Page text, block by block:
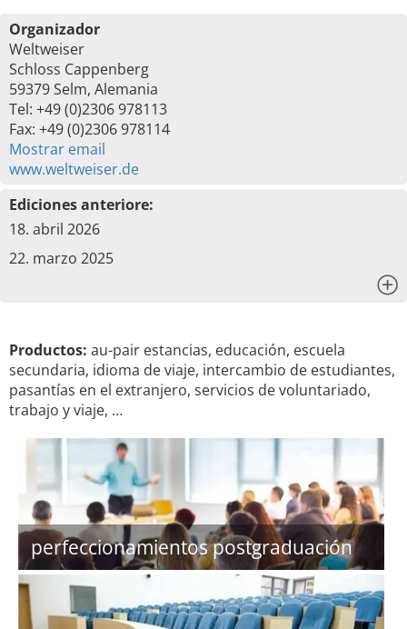
Organizador
Weltweiser
Schloss Cappenberg
59379 Selm, Alemania
Tel: +49 (0)2306 978113
Fax: +49 (0)2306 978114
Mostrar email
www.weltweiser.de
Ediciones anteriore:
18. abril 2026
22. marzo 2025
Productos: au-pair estancias, educación, escuela
secundaria, idioma de viaje, intercambio de estudiantes,
pasantías en el extranjero, servicios de voluntariado,
trabajo y viaje, …
perfeccionamientos postgraduación